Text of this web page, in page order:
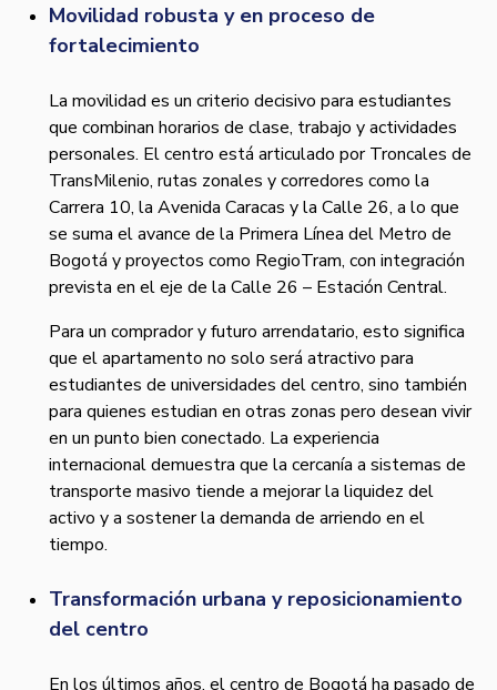
Movilidad robusta y en proceso de
fortalecimiento
La movilidad es un criterio decisivo para estudiantes
que combinan horarios de clase, trabajo y actividades
personales. El centro está articulado por Troncales de
TransMilenio, rutas zonales y corredores como la
Carrera 10, la Avenida Caracas y la Calle 26, a lo que
se suma el avance de la Primera Línea del Metro de
Bogotá y proyectos como RegioTram, con integración
prevista en el eje de la Calle 26 – Estación Central.
Para un comprador y futuro arrendatario, esto significa
que el apartamento no solo será atractivo para
estudiantes de universidades del centro, sino también
para quienes estudian en otras zonas pero desean vivir
en un punto bien conectado. La experiencia
internacional demuestra que la cercanía a sistemas de
transporte masivo tiende a mejorar la liquidez del
activo y a sostener la demanda de arriendo en el
tiempo.
Transformación urbana y reposicionamiento
del centro
En los últimos años, el centro de Bogotá ha pasado de